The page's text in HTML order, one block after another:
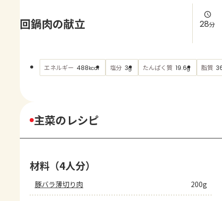
AJINOMOTO PARK とは
回鍋肉の献立 28分
エネルギー 488kcal 塩分 3g たんぱく質 19.6g 脂質
主菜のレシピ
材料（4人分）
豚バラ薄切り肉 200g